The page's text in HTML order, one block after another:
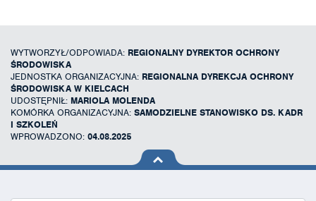
WYTWORZYŁ/ODPOWIADA: REGIONALNY DYREKTOR OCHRONY
ŚRODOWISKA
JEDNOSTKA ORGANIZACYJNA: REGIONALNA DYREKCJA OCHRONY
ŚRODOWISKA W KIELCACH
UDOSTĘPNIŁ: MARIOLA MOLENDA
KOMÓRKA ORGANIZACYJNA: SAMODZIELNE STANOWISKO DS. KADR
I SZKOLEŃ
WPROWADZONO: 04.08.2025
na górę